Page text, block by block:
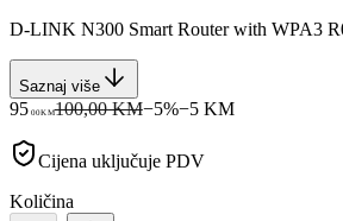
D-LINK N300 Smart Router with WPA3
Saznaj više
95 00KM100,00 KM−5%−5KM
Cijena uključuje PDV
Količina